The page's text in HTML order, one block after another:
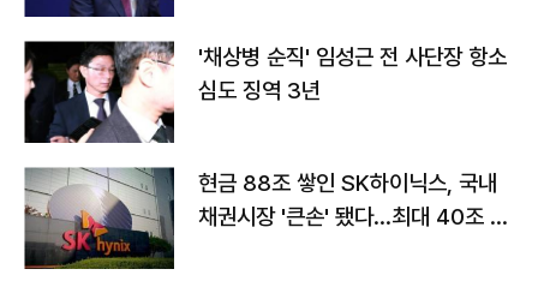
'채상병 순직' 임성근 전 사단장 항소
심도 징역 3년
현금 88조 쌓인 SK하이닉스, 국내
채권시장 '큰손' 됐다…최대 40조 투